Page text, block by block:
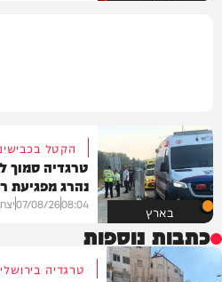
בארץ
הקטל
טרגדיה סמוך
נהרג מפגיעת
08:04
07/08/26
כתבות נוספות
טרגדיה